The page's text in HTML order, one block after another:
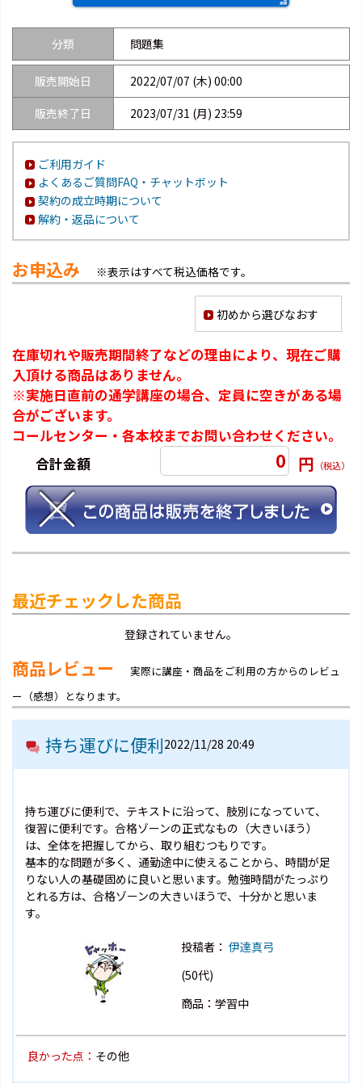
分類 問題集
販売開始日
2022/07/07 (木) 00:00
販売終了日
2023/07/31 (月) 23:59
ご利用ガイド
よくあるご質問FAQ・チャットボット
契約の成立時期について
解約・返品について
お申込み ※表示はすべて税込価格です。
初めから選びなおす
在庫切れや販売期間終了などの理由により、現在ご購
入頂ける商品はありません。
※実施日直前の通学講座の場合、定員に空きがある場
合がございます。
コールセンター・各本校までお問い合わせください。
合計金額
0 円 （税込）
最近チェックした商品
登録されていません。
商品レビュー
実際に講座・商品をご利用の方からのレビュ
ー（感想）となります。
持ち運びに便利2022/11/28 20:49
持ち運びに便利で、テキストに沿って、肢別になっていて、
復習に便利です。合格ゾーンの正式なもの（大きいほう）
は、全体を把握してから、取り組むつもりです。
基本的な問題が多く、通勤途中に使えることから、時間が足
りない人の基礎固めに良いと思います。勉強時間がたっぷり
とれる方は、合格ゾーンの大きいほうで、十分かと思いま
す。
投稿者： 伊達真弓
(50代)
商品：学習中
良かった点： その他